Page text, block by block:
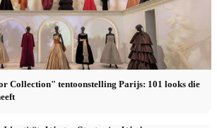
Collection" tentoonstelling Parijs: 101 looks die